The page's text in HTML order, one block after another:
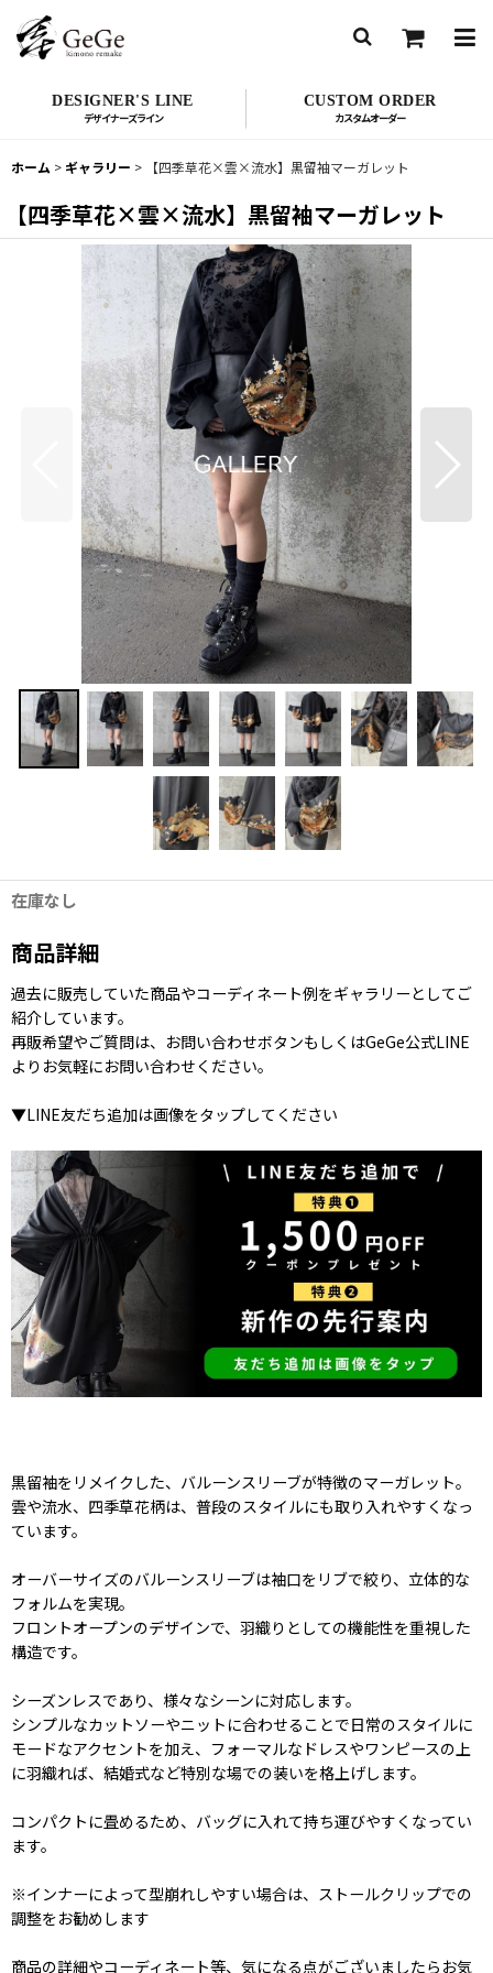
DESIGNER'S LINE CUSTOM ORDER
ホーム > ギャラリー > 【四季草花×雲×流水】黒留袖マーガレット
【四季草花×雲×流水】黒留袖マーガレット
在庫なし
商品詳細
過去に販売していた商品やコーディネート例をギャラリーとしてご
紹介しています。
再販希望やご質問は、お問い合わせボタンもしくはGeGe公式LINE
よりお気軽にお問い合わせください。
▼LINE友だち追加は画像をタップしてください
黒留袖をリメイクした、バルーンスリーブが特徴のマーガレット。
雲や流水、四季草花柄は、普段のスタイルにも取り入れやすくなっ
ています。
オーバーサイズのバルーンスリーブは袖口をリブで絞り、立体的な
フォルムを実現。
フロントオープンのデザインで、羽織りとしての機能性を重視した
構造です。
シーズンレスであり、様々なシーンに対応します。
シンプルなカットソーやニットに合わせることで日常のスタイルに
モードなアクセントを加え、フォーマルなドレスやワンピースの上
に羽織れば、結婚式など特別な場での装いを格上げします。
コンパクトに畳めるため、バッグに入れて持ち運びやすくなってい
ます。
※インナーによって型崩れしやすい場合は、ストールクリップでの
調整をお勧めします
商品の詳細やコーディネート等、気になる点がございましたらお気